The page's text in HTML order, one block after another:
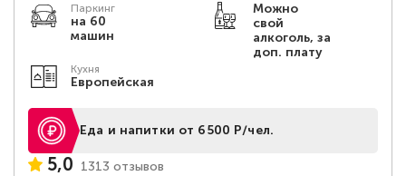
Паркинг
на 60
машин
Можно
свой
алкоголь, за
доп. плату
Кухня
Европейская
Еда и напитки от 6500 Р/чел.
5,0 1313 отзывов